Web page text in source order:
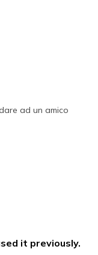
ad un amico
it previously.